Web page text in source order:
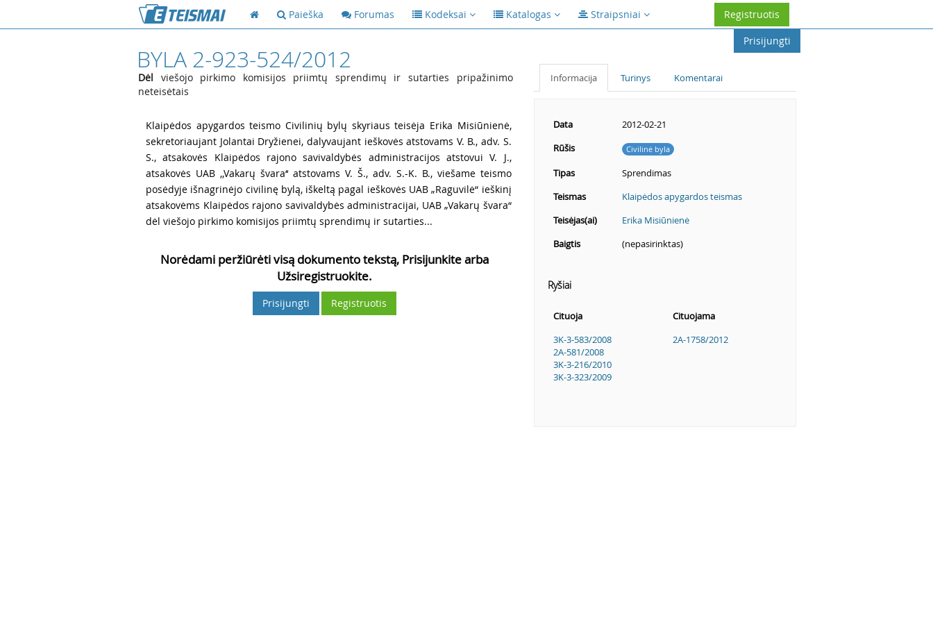
Paieška Forumas Kodeksai Katalogas Straipsniai
Registruotis
Prisijungti
BYLA 2-923-524/2012
Dėl viešojo pirkimo komisijos priimtų sprendimų ir sutarties pripažinimo
neteisėtais
Klaipėdos apygardos teismo Civilinių bylų skyriaus teisėja Erika Misiūnienė,
sekretoriaujant Jolantai Dryžienei, dalyvaujant ieškovės atstovams V. B., adv. S.
S., atsakovės Klaipėdos rajono savivaldybės administracijos atstovui V. J.,
atsakovės UAB ,,Vakarų švara‘‘ atstovams V. Š., adv. S.-K. B., viešame teismo
posėdyje išnagrinėjo civilinę bylą, iškeltą pagal ieškovės UAB „Raguvilė“ ieškinį
atsakovėms Klaipėdos rajono savivaldybės administracijai, UAB „Vakarų švara“
dėl viešojo pirkimo komisijos priimtų sprendimų ir sutarties...
Norėdami peržiūrėti visą dokumento tekstą, Prisijunkite arba
Užsiregistruokite.
Prisijungti Registruotis
Informacija Turinys Komentarai
Data
2012-02-21
Rūšis
Civilinė byla
Tipas
Sprendimas
Teismas
Klaipėdos apygardos teismas
Teisėjas(ai)
Erika Misiūnienė
Baigtis
(nepasirinktas)
Ryšiai
Cituoja
Cituojama
3K-3-583/2008
2A-581/2008
3K-3-216/2010
3K-3-323/2009
2A-1758/2012